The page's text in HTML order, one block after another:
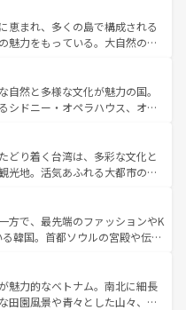
こともできる。 なお、新
ツ一覧 を参照してほしい。
、ショッピング、エンターテイ
なスポットだ。一方、アメリカ
グランドキャニオンやイエロー
、音楽と美食が融合した独特の
リカの各地域で異なる魅力を楽
豊かな歴史を感じることができ
着のアメリカ
照してほしい。
恵まれ、多くの島で構成される
魅力をもっている。大自然の神
、定番の観光地といえばオアフ
るならマウイ島やカウアイ島が
ーンに輝く海をはじめ、豊かな
る人々を迎えてくれるハワイの
ードやハワイアンミュージッ
ど、すべてがハワイの魅力を彩
ハワイ情報
てほしい。
自然と多様な文化が魅力の国。
シドニー・オペラハウス、オー
そびえるウルル（エアーズロッ
原生林やケアンズの熱帯雨林な
また、カフェやワイン、オージ
実しており、サーフィンやダイ
アウトドア好きにはたまらな
な魅力を存分に味わいつくそ
どり着く台湾は、多彩な文化と
光地。活気あふれる大都市の台
る台湾東部など、都市の喧騒
おり、訪れる人に新しい発見と
また、奥深い台湾の食文化も魅
など、バラエティ豊かな料理
新着の台湾情報は コンテンツ一覧を参
方で、最先端のファッションやK
韓国。首都ソウルの宮殿や伝統
折々の自然美を楽しむことが
焼肉、絶品のストリートフード
が待っている。夜には、韓国な
魅力的なベトナム。南北に細長
田園風景や青々とした山々、世